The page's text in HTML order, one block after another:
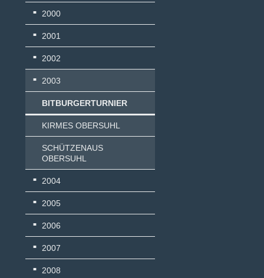
2000
2001
2002
2003
BITBURGERTURNIER
KIRMES OBERSUHL
SCHÜTZENAUS
OBERSUHL
2004
2005
2006
2007
2008